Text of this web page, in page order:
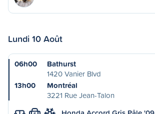
Lundi 10 Août
06h00
Bathurst
1420 Vanier Blvd
13h00
Montréal
3221 Rue Jean-Talon